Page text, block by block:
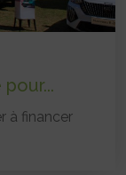
à financer